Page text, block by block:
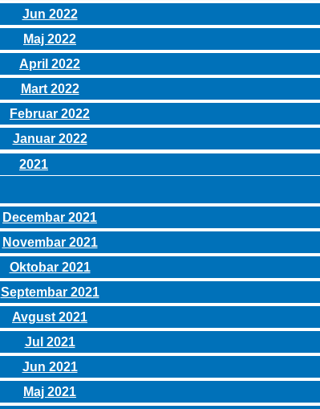
Jun 2022
Maj 2022
April 2022
Mart 2022
Februar 2022
Januar 2022
2021
Decembar 2021
Novembar 2021
Oktobar 2021
Septembar 2021
Avgust 2021
Jul 2021
Jun 2021
Maj 2021